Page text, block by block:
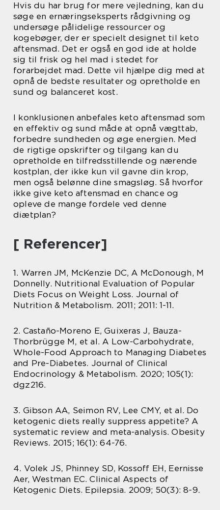
Hvis du har brug for mere vejledning, kan du
søge en ernæringseksperts rådgivning og
undersøge pålidelige ressourcer og
kogebøger, der er specielt designet til keto
aftensmad. Det er også en god ide at holde
sig til frisk og hel mad i stedet for
forarbejdet mad. Dette vil hjælpe dig med at
opnå de bedste resultater og opretholde en
sund og balanceret kost.
I konklusionen anbefales keto aftensmad som
en effektiv og sund måde at opnå vægttab,
forbedre sundheden og øge energien. Med
de rigtige opskrifter og tilgang kan du
opretholde en tilfredsstillende og nærende
kostplan, der ikke kun vil gavne din krop,
men også belønne dine smagsløg. Så hvorfor
ikke give keto aftensmad en chance og
opleve de mange fordele ved denne
diætplan?
[ Referencer]
1. Warren JM, McKenzie DC, A McDonough, M
Donnelly. Nutritional Evaluation of Popular
Diets Focus on Weight Loss. Journal of
Nutrition & Metabolism. 2011; 2011: 1-11.
2. Castaño-Moreno E, Guixeras J, Bauza-
Thorbrügge M, et al. A Low-Carbohydrate,
Whole-Food Approach to Managing Diabetes
and Pre-Diabetes. Journal of Clinical
Endocrinology & Metabolism. 2020; 105(1):
dgz216.
3. Gibson AA, Seimon RV, Lee CMY, et al. Do
ketogenic diets really suppress appetite? A
systematic review and meta-analysis. Obesity
Reviews. 2015; 16(1): 64-76.
4. Volek JS, Phinney SD, Kossoff EH, Eernisse
Aer, Westman EC. Clinical Aspects of
Ketogenic Diets. Epilepsia. 2009; 50(3): 8-9.